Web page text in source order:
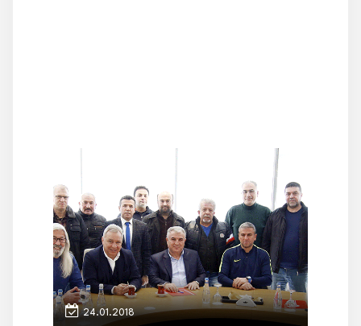
24.01.2018